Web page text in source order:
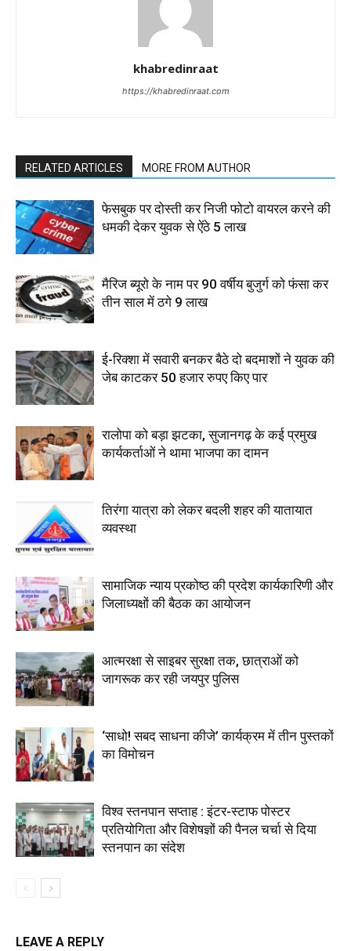
khabredinraat
https://khabredinraat.com
RELATED ARTICLES MORE FROM AUTHOR
फेसबुक पर दोस्ती कर निजी फोटो वायरल करने की
धमकी देकर युवक से ऐंठे 5 लाख
मैरिज ब्यूरो के नाम पर 90 वर्षीय बुजुर्ग को फंसा कर
तीन साल में ठगे 9 लाख
ई-रिक्शा में सवारी बनकर बैठे दो बदमाशों ने युवक की
जेब काटकर 50 हजार रुपए किए पार
रालोपा को बड़ा झटका, सुजानगढ़ के कई प्रमुख
कार्यकर्ताओं ने थामा भाजपा का दामन
तिरंगा यात्रा को लेकर बदली शहर की यातायात
व्यवस्था
सामाजिक न्याय प्रकोष्ठ की प्रदेश कार्यकारिणी और
जिलाध्यक्षों की बैठक का आयोजन
आत्मरक्षा से साइबर सुरक्षा तक, छात्राओं को
जागरूक कर रही जयपुर पुलिस
‘साधो! सबद साधना कीजे’ कार्यक्रम में तीन पुस्तकों
का विमोचन
विश्व स्तनपान सप्ताह : इंटर-स्टाफ पोस्टर
प्रतियोगिता और विशेषज्ञों की पैनल चर्चा से दिया
स्तनपान का संदेश
LEAVE A REPLY